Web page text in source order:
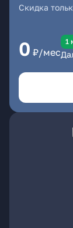
Скидка
0 ₽/мес
1